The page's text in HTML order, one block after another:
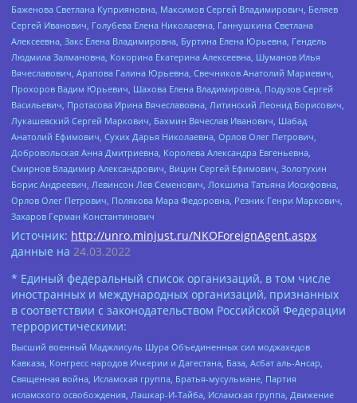
Баженова Светлана Куприяновна, Максимов Сергей Владимирович, Беляев
Сергей Иванович, Голубева Елена Николаевна, Ганнушкина Светлана
Алексеевна, Закс Елена Владимировна, Буртина Елена Юрьевна, Гендель
Людмила Залмановна, Кокорина Екатерина Алексеевна, Шуманов Илья
Вячеславович, Арапова Галина Юрьевна, Свечников Анатолий Мариевич,
Прохоров Вадим Юрьевич, Шахова Елена Владимировна, Подузов Сергей
Васильевич, Протасова Ирина Вячеславовна, Литинский Леонид Борисович,
Лукашевский Сергей Маркович, Бахмин Вячеслав Иванович, Шабад
Анатолий Ефимович, Сухих Дарья Николаевна, Орлов Олег Петрович,
Добровольская Анна Дмитриевна, Королева Александра Евгеньевна,
Смирнов Владимир Александрович, Вицин Сергей Ефимович, Золотухин
Борис Андреевич, Левинсон Лев Семенович, Локшина Татьяна Иосифовна,
Орлов Олег Петрович, Полякова Мара Федоровна, Резник Генри Маркович,
Захаров Герман Константинович
Источник: http://unro.minjust.ru/NKOForeignAgent.aspx
данные на 24.03.2022
* Единый федеральный список организаций, в том числе
иностранных и международных организаций, признанных
в соответствии с законодательством Российской Федерации
террористическими:
Высший военный Маджлисуль Шура Объединенных сил моджахедов
Кавказа, Конгресс народов Ичкерии и Дагестана, База, Асбат аль-Ансар,
Священная война, Исламская группа, Братья-мусульмане, Партия
исламского освобождения, Лашкар-И-Тайба, Исламская группа, Движение